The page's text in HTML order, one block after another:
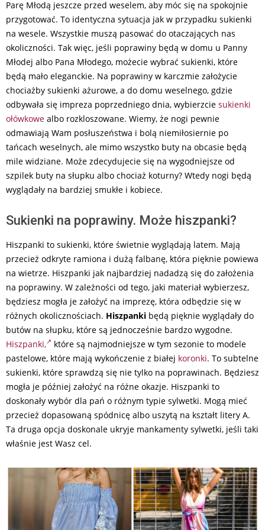
Parę Młodą jeszcze przed weselem, aby móc się na spokojnie
przygotować. To identyczna sytuacja jak w przypadku sukienki
na wesele. Wszystkie muszą pasować do otaczających nas
okoliczności. Tak więc, jeśli poprawiny będą w domu u Panny
Młodej albo Pana Młodego, możecie wybrać sukienki, które
będą mało eleganckie. Na poprawiny w karczmie założycie
chociażby sukienki ażurowe, a do domu weselnego, gdzie
odbywała się impreza poprzedniego dnia, wybierzcie sukienki
ołówkowe albo rozkloszowane. Wiemy, że nogi pewnie
odmawiają Wam posłuszeństwa i bolą niemiłosiernie po
tańcach weselnych, ale mimo wszystko buty na obcasie będą
mile widziane. Może zdecydujecie się na wygodniejsze od
szpilek buty na słupku albo chociaż koturny? Wtedy nogi będą
wyglądały na bardziej smukłe i kobiece.
Sukienki na poprawiny. Może hiszpanki?
Hiszpanki to sukienki, które świetnie wyglądają latem. Mają
przecież odkryte ramiona i dużą falbanę, która pięknie powiewa
na wietrze. Hiszpanki jak najbardziej nadadzą się do założenia
na poprawiny. W zależności od tego, jaki materiał wybierzesz,
będziesz mogła je założyć na imprezę, która odbędzie się w
różnych okolicznościach. Hiszpanki będą pięknie wyglądały do
butów na słupku, które są jednocześnie bardzo wygodne.
Hiszpanki,
które są najmodniejsze w tym sezonie to modele
pastelowe, które mają wykończenie z białej koronki. To subtelne
sukienki, które sprawdzą się nie tylko na poprawinach. Będziesz
mogła je później założyć na różne okazje. Hiszpanki to
doskonały wybór dla pań o różnym typie sylwetki. Mogą mieć
przecież dopasowaną spódnicę albo uszytą na kształt litery A.
Ta druga opcja doskonale ukryje mankamenty sylwetki, jeśli taki
właśnie jest Wasz cel.